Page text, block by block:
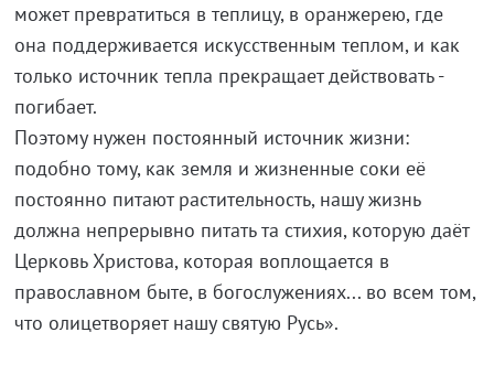
может превратиться в теплицу, в оранжерею, где
она поддерживается искусственным теплом, и как
только источник тепла прекращает действовать -
погибает.
Поэтому нужен постоянный источник жизни:
подобно тому, как земля и жизненные соки её
постоянно питают растительность, нашу жизнь
должна непрерывно питать та стихия, которую даёт
Церковь Христова, которая воплощается в
православном быте, в богослужениях... во всем том,
что олицетворяет нашу святую Русь».